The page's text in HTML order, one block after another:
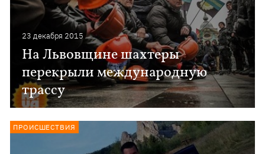
23 декабря 2015
На Львовщине шахтеры
перекрыли международную
трассу
ПРОИСШЕСТВИЯ